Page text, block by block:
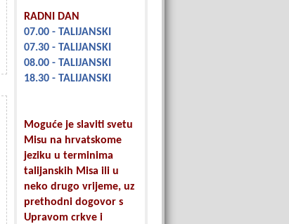
RADNI DAN
07.00 - TALIJANSKI
07.30 - TALIJANSKI
08.00 - TALIJANSKI
18.30 - TALIJANSKI
Moguće je slaviti svetu
Misu na hrvatskome
jeziku u terminima
talijanskih Misa ili u
neko drugo vrijeme, uz
prethodni dogovor s
Upravom crkve i